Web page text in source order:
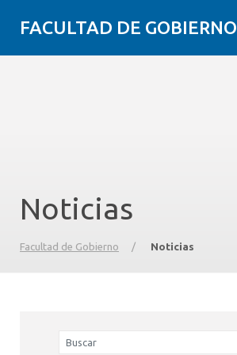
FACULTAD DE GOBIERNO
Noticias
Facultad de Gobierno / Noticias